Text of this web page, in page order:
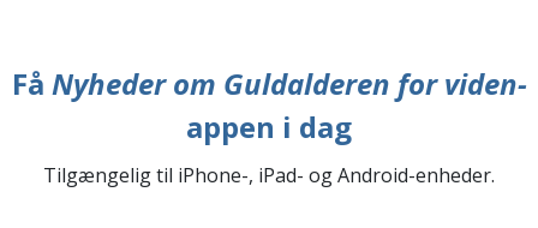
Få Nyheder om Guldalderen for viden-
appen i dag
Tilgængelig til iPhone-, iPad- og Android-enheder.